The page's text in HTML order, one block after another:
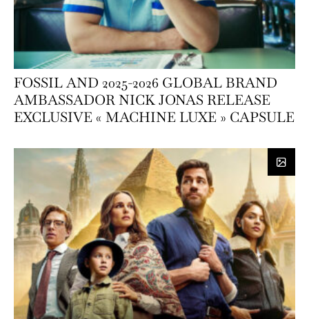
FOSSIL AND 2025-2026 GLOBAL BRAND
AMBASSADOR NICK JONAS RELEASE
EXCLUSIVE « MACHINE LUXE » CAPSULE